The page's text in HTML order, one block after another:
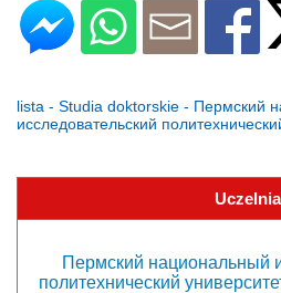
lista - Studia doktorskie - Пермский
исследовательский
Uczelnia
Пермский национальный
политехнический